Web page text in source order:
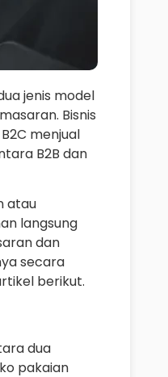
jenis model
Bisnis
menjual
B2B dan
atau
langsung
dan
secara
berikut.
dua
pakaian